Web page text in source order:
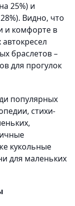
25%) и
Видно, что
и комфорте в
браслетов –
для прогулок
популярных
стихи-
кукольные
для маленьких